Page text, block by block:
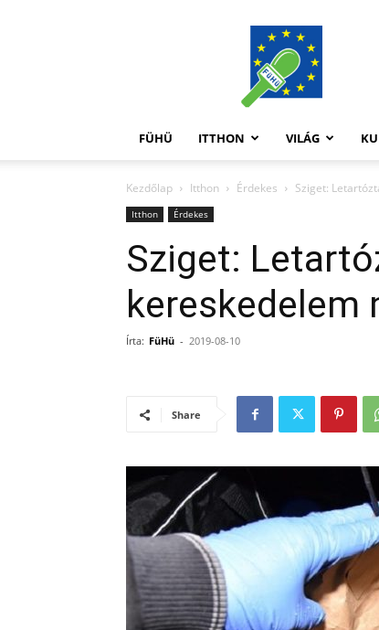
FüHü
FÜHÜ ITTHON VILÁG
Kezdőlap Itthon Érdekes Sziget:
Itthon Érdekes
Sziget:
kereskedelem
Írta: FüHü - 2019-08-10
Share